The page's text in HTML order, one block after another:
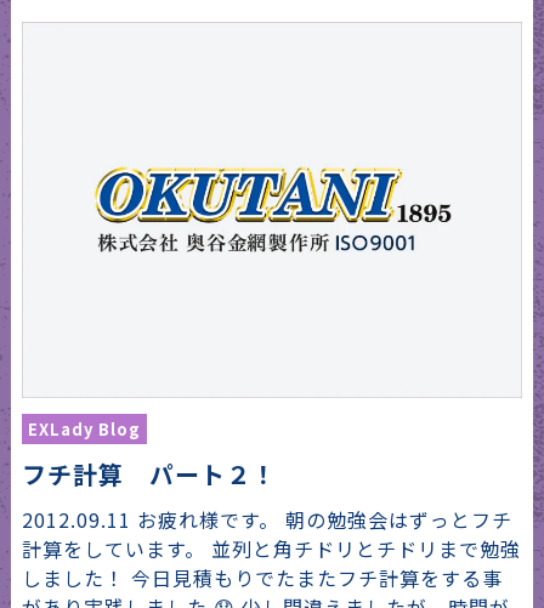
EXLady Blog
フチ計算 パート２！
2012.09.11 お疲れ様です。 朝の勉強会はずっとフチ
計算をしています。 並列と角チドリとチドリまで勉強
しました！ 今日見積もりでたまたフチ計算をする事